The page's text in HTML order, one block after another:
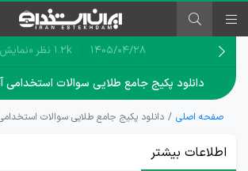
۱۴۰۵/۰۴/۲۸ 1.2k نظر
دانلود پکیج جامع طلایی سوالات استخدامی
صفحه اصلی دانلود پکیج جامع طلایی سوالات استخدامی
اطلاعات بیشتر